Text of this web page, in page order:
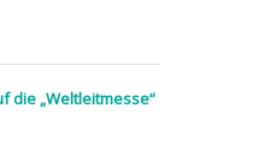
die „Weltleitmesse“